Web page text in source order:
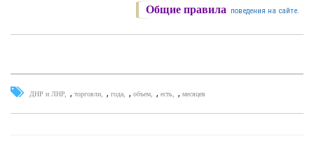
Общие правила поведения на сайте.
ДНР и ЛНР , торговли , года , объем , есть , месяцев